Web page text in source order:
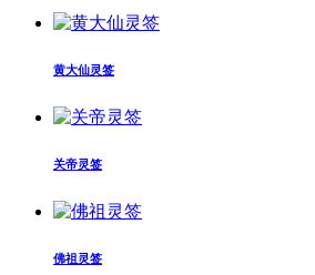
黄大仙灵签
关帝灵签
佛祖灵签